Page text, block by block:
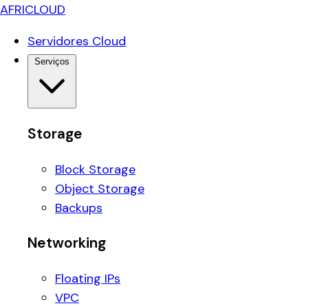
AFRICLOUD
Servidores Cloud
Serviços
Storage
Block Storage
Object Storage
Backups
Networking
Floating IPs
VPC